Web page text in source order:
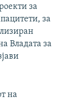
за
за
Владата за
на